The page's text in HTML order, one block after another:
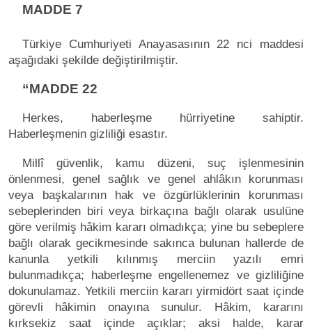
MADDE 7
Türkiye Cumhuriyeti Anayasasının 22 nci maddesi
aşağıdaki şekilde değiştirilmiştir.
“MADDE 22
Herkes, haberleşme hürriyetine sahiptir.
Haberleşmenin gizliliği esastır.
Millî güvenlik, kamu düzeni, suç işlenmesinin
önlenmesi, genel sağlık ve genel ahlâkın korunması
veya başkalarının hak ve özgürlüklerinin korunması
sebeplerinden biri veya birkaçına bağlı olarak usulüne
göre verilmiş hâkim kararı olmadıkça; yine bu sebeplere
bağlı olarak gecikmesinde sakınca bulunan hallerde de
kanunla yetkili kılınmış merciin yazılı emri
bulunmadıkça; haberleşme engellenemez ve gizliliğine
dokunulamaz. Yetkili merciin kararı yirmidört saat içinde
görevli hâkimin onayına sunulur. Hâkim, kararını
kırksekiz saat içinde açıklar; aksi halde, karar